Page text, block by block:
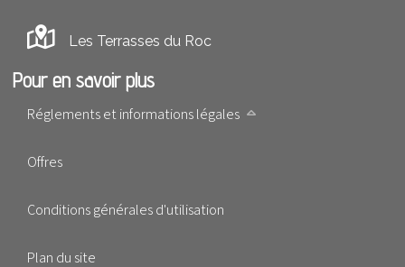
Les Terrasses du Roc
Pour en savoir plus
Réglements et informations légales
Offres
Conditions générales d'utilisation
Plan du site